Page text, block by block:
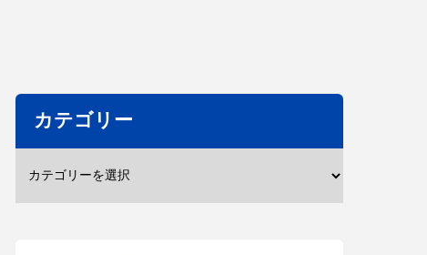
カテゴリー